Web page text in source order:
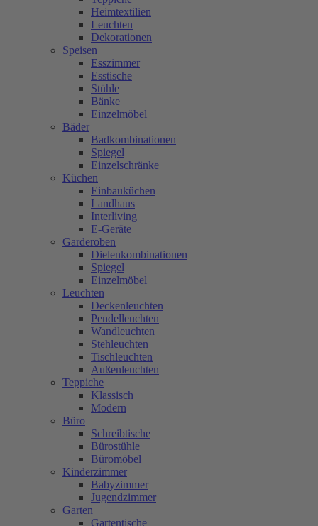
Heimtextilien
Leuchten
Dekorationen
Speisen
Esszimmer
Esstische
Stühle
Bänke
Einzelmöbel
Bäder
Badkombinationen
Spiegel
Einzelschränke
Küchen
Einbauküchen
Landhaus
Interliving
E-Geräte
Garderoben
Dielenkombinationen
Spiegel
Einzelmöbel
Leuchten
Deckenleuchten
Pendelleuchten
Wandleuchten
Stehleuchten
Tischleuchten
Außenleuchten
Teppiche
Klassisch
Modern
Büro
Schreibtische
Bürostühle
Büromöbel
Kinderzimmer
Babyzimmer
Jugendzimmer
Garten
Gartentische